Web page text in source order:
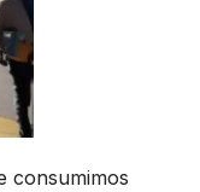
consumimos